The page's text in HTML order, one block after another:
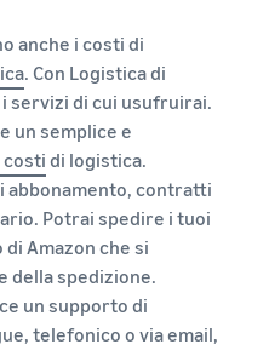
anche i costi di
. Con Logistica di
servizi di cui usufruirai.
un semplice e
di logistica.
abbonamento, contratti
Potrai spedire i tuoi
Amazon che si
della spedizione.
un supporto di
telefonico o via email,